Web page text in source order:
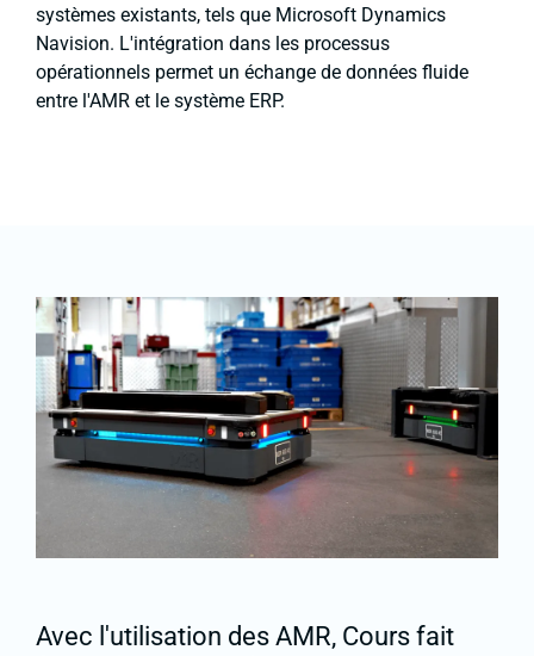
systèmes existants, tels que Microsoft Dynamics
Navision. L'intégration dans les processus
opérationnels permet un échange de données fluide
entre l'AMR et le système ERP.
Avec l'utilisation des AMR, Cours fait